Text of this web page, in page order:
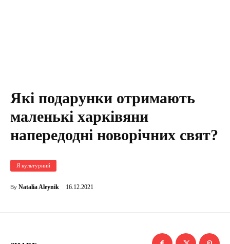
Які подарунки отримають
маленькі харківяни
напередодні новорічних свят?
Я культурний
By Natalia Aleynik 16.12.2021